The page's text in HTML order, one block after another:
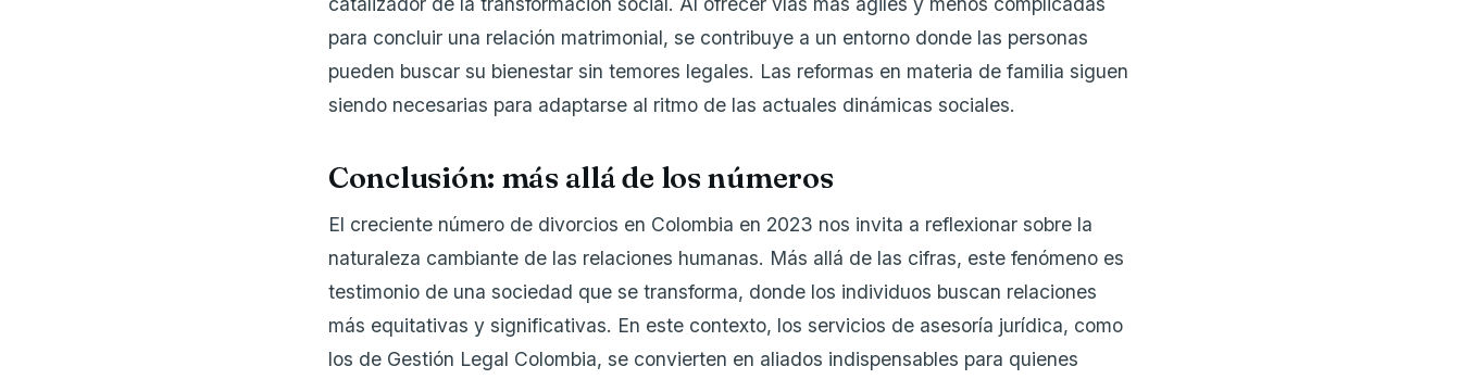
para concluir una relación matrimonial, se contribuye a un entorno donde las personas
pueden buscar su bienestar sin temores legales. Las reformas en materia de familia siguen
siendo necesarias para adaptarse al ritmo de las actuales dinámicas sociales.
Conclusión: más allá de los números
El creciente número de divorcios en Colombia en 2023 nos invita a reflexionar sobre la
naturaleza cambiante de las relaciones humanas. Más allá de las cifras, este fenómeno es
testimonio de una sociedad que se transforma, donde los individuos buscan relaciones
más equitativas y significativas. En este contexto, los servicios de asesoría jurídica, como
los de Gestión Legal Colombia, se convierten en aliados indispensables para quienes